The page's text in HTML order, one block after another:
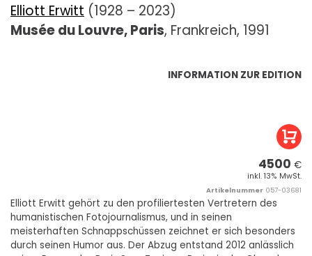
Elliott Erwitt (1928 – 2023)
Musée du Louvre, Paris, Frankreich, 1991
INFORMATION ZUR EDITION
4500 €
inkl. 13% MwSt.
Artikelnummer 057-03681
Elliott Erwitt gehört zu den profiliertesten Vertretern des
humanistischen Fotojournalismus, und in seinen
meisterhaften Schnappschüssen zeichnet er sich besonders
durch seinen Humor aus. Der Abzug entstand 2012 anlässlich